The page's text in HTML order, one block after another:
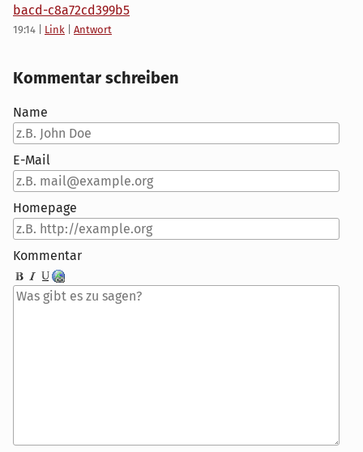
bacd-c8a72cd399b5
19:14 Link Antwort
Kommentar schreiben
Name
E-Mail
Homepage
Kommentar